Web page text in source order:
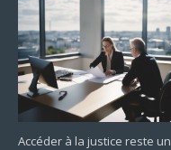
Accéder à la justice reste un